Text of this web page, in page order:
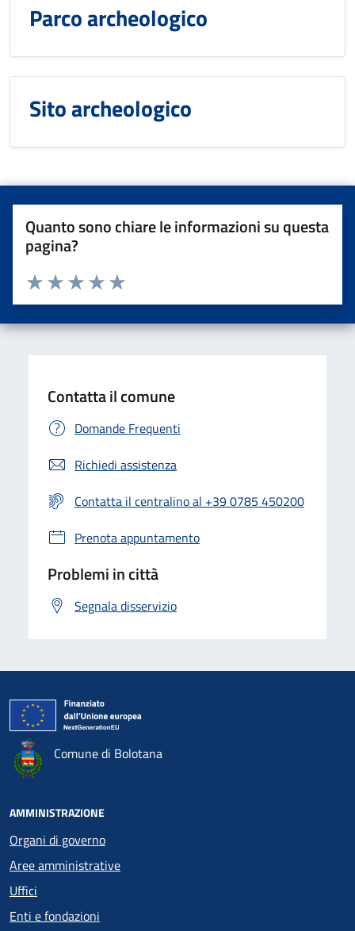
Parco archeologico
Sito archeologico
Quanto sono chiare le informazioni su questa
pagina?
Valuta da 1 a 5 stelle la pagina
Valuta 5 stelle su 5
Valuta 4 stelle su 5
Valuta 3 stelle su 5
Valuta 2 stelle su 5
Valuta una stella su 5
Contatta il comune
Domande Frequenti
Richiedi assistenza
Contatta il centralino al +39 0785 450200
Prenota appuntamento
Problemi in città
Segnala disservizio
Comune di Bolotana
AMMINISTRAZIONE
Organi di governo
Aree amministrative
Uffici
Enti e fondazioni